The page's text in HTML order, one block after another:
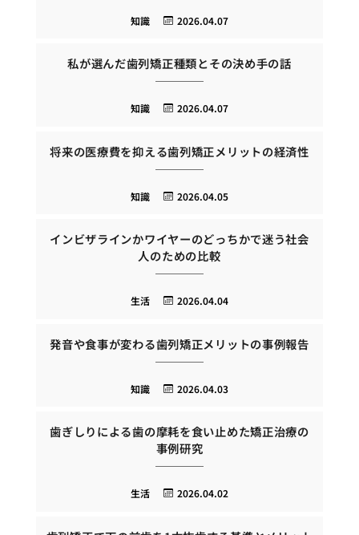
2026.04.07
知識
私が選んだ歯列矯正種類とその決め手の話
2026.04.07
知識
将来の医療費を抑える歯列矯正メリットの経済性
2026.04.05
知識
インビザラインかワイヤーのどっちかで迷う社会
人のための比較
2026.04.04
生活
発音や食事が変わる歯列矯正メリットの事例報告
2026.04.03
知識
歯ぎしりによる歯の摩耗を食い止めた矯正治療の
事例研究
2026.04.02
生活